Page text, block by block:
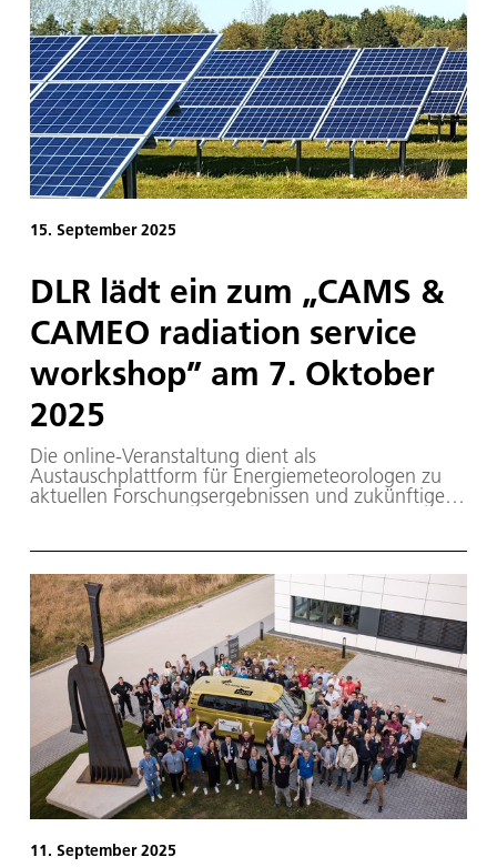
15. September 2025
DLR lädt ein zum „CAMS &
CAMEO radiation service
workshop” am 7. Oktober
2025
Die online-Veranstaltung dient als
Austauschplattform für Energiemeteorologen zu
aktuellen Forschungsergebnissen und zukünftigen
Entwicklungen im Bereich der Solarenergie.
11. September 2025